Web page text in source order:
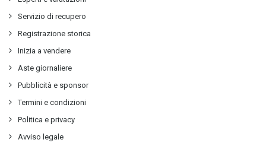
Servizio di recupero
Registrazione storica
Inizia a vendere
Aste giornaliere
Pubblicità e sponsor
Termini e condizioni
Politica e privacy
Avviso legale